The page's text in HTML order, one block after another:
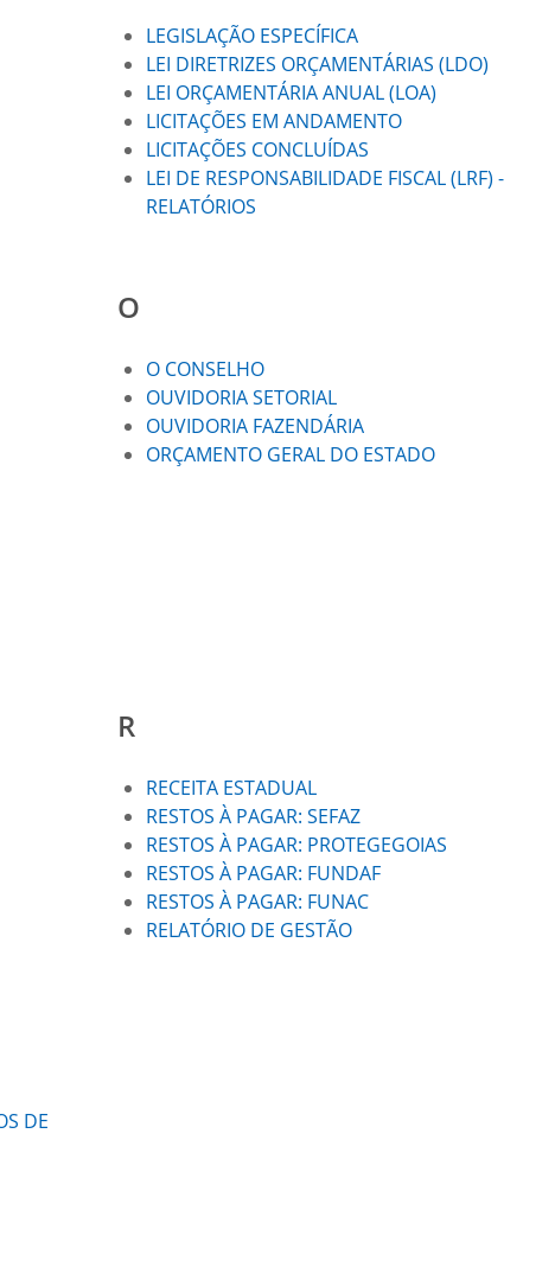
LEGISLAÇÃO ESPECÍFICA
LEI DIRETRIZES ORÇAMENTÁRIAS (LDO)
LEI ORÇAMENTÁRIA ANUAL (LOA)
LICITAÇÕES EM ANDAMENTO
LICITAÇÕES CONCLUÍDAS
LEI DE RESPONSABILIDADE FISCAL (LRF) -
RELATÓRIOS
O
O CONSELHO
OUVIDORIA SETORIAL
OUVIDORIA FAZENDÁRIA
ORÇAMENTO GERAL DO ESTADO
R
RECEITA ESTADUAL
RESTOS À PAGAR: SEFAZ
RESTOS À PAGAR: PROTEGEGOIAS
RESTOS À PAGAR: FUNDAF
RESTOS À PAGAR: FUNAC
RELATÓRIO DE GESTÃO
DE